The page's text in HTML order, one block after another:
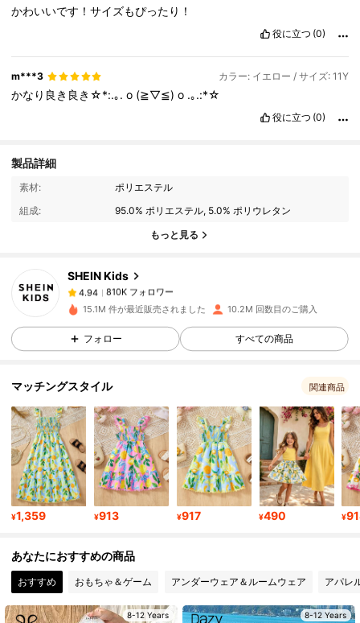
かわいいです！サイズもぴったり！
役に立つ (0)
m***3 カラー: イエロー / サイズ: 11Y
かなり良き良き☆*:.｡.o (≧▽≦)o .｡.:*☆
役に立つ (0)
製品詳細
素材:
ポリエステル
組成:
95.0% ポリエステル, 5.0% ポリウレタン
もっと見る
SHEIN Kids
4.94
810K フォロワー
a***aは1日前に購入しました
810K フォロワー
4.94 810K フォロワー
4.94 810K フォロワー
4.94 810K フォロワー
810K フォロワー
15.1M 件が最近販売されました 10.2M 回数目のご購入
フォロー すべての商品
マッチングスタイル 関連商品
¥1,359 ¥913 ¥917 ¥490 ¥
あなたにおすすめの商品
おすすめ おもちゃ＆ゲーム アンダーウェア＆ルームウェア アパレ
8-12 Years 8-12 Years